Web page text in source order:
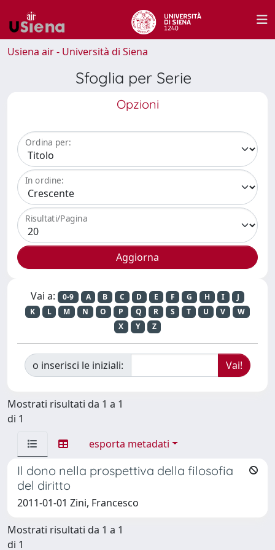
Usiena air - Università di Siena
Sfoglia per Serie
Opzioni
Ordina per:
In ordine:
Risultati/Pagina
Vai a: 0-9 A B C D E F G H I
J
K
L M N O P Q R S T U V
W
X
Y Z
o inserisci le iniziali:
Mostrati risultati da 1 a 1
di 1
esporta metadati
Il dono nella prospettiva della filosofia
del diritto
2011-01-01 Zini, Francesco
Mostrati risultati da 1 a 1
di 1